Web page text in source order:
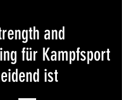
and
für Kampfsport
ist